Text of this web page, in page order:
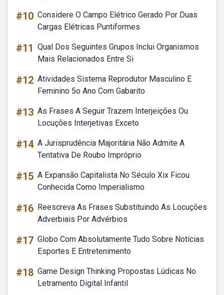
#10 Considere O Campo Elétrico Gerado Por Duas
Cargas Elétricas Puntiformes
#11 Qual Dos Seguintes Grupos Inclui Organismos
Mais Relacionados Entre Si
#12 Atividades Sistema Reprodutor Masculino E
Feminino 5o Ano Com Gabarito
#13 As Frases A Seguir Trazem Interjeições Ou
Locuções Interjetivas Exceto
#14 A Jurisprudência Majoritária Não Admite A
Tentativa De Roubo Impróprio
#15 A Expansão Capitalista No Século Xix Ficou
Conhecida Como Imperialismo
#16 Reescreva As Frases Substituindo As Locuções
Adverbiais Por Advérbios
#17 Globo Com Absolutamente Tudo Sobre Notícias
Esportes E Entretenimento
#18 Game Design Thinking Propostas Lúdicas No
Letramento Digital Infantil